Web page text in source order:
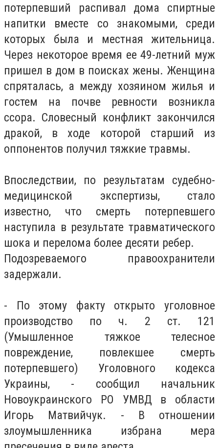
потерпевший распивал дома спиртные
напитки вместе со знакомыми, среди
которых была и местная жительница.
Через некоторое время ее 49-летний муж
пришел в дом в поисках жены. Женщина
спряталась, а между хозяином жилья и
гостем на почве ревности возникла
ссора. Словесный конфликт закончился
дракой, в ходе которой старший из
оппонентов получил тяжкие травмы.
Впоследствии, по результатам судебно-
медицинской экспертизы, стало
известно, что смерть потерпевшего
наступила в результате травматического
шока и перелома более десяти ребер.
Подозреваемого правоохранители
задержали.
- По этому факту открыто уголовное
производство по ч. 2 ст. 121
(Умышленное тяжкое телесное
повреждение, повлекшее смерть
потерпевшего) Уголовного кодекса
Украины, - сообщил начальник
Новоукраинского РО УМВД в области
Игорь Матвийчук. - В отношении
злоумышленника избрана мера